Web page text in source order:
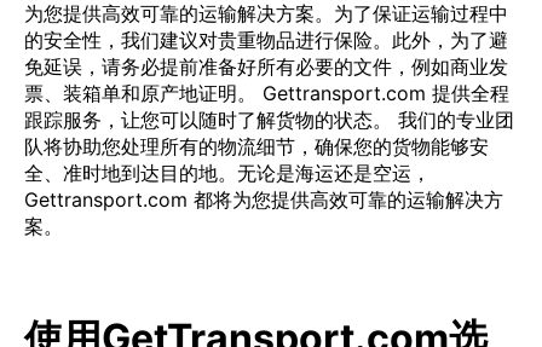
为您提供高效可靠的运输解决方案。为了保证运输过程中
的安全性，我们建议对贵重物品进行保险。此外，为了避
免延误，请务必提前准备好所有必要的文件，例如商业发
票、装箱单和原产地证明。 Gettransport.com 提供全程
跟踪服务，让您可以随时了解货物的状态。 我们的专业团
队将协助您处理所有的物流细节，确保您的货物能够安
全、准时地到达目的地。无论是海运还是空运，
Gettransport.com 都将为您提供高效可靠的运输解决方
案。